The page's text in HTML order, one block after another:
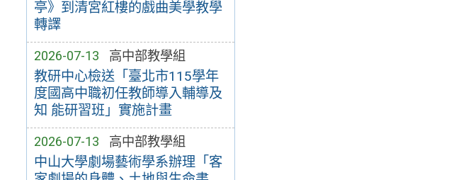
亭》到清宮紅樓的戲曲美學教學
轉譯
2026-07-13 高中部教學組
教研中心檢送「臺北市115學年
度國高中職初任教師導入輔導及
知 能研習班」實施計畫
2026-07-13 高中部教學組
中山大學劇場藝術學系辦理「客